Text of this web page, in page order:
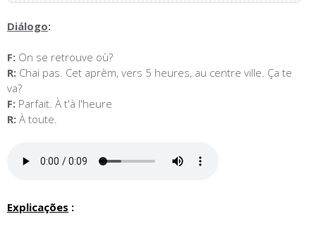
Diálogo:
F: On se retrouve où?
R: Chai pas. Cet aprèm, vers 5 heures, au centre ville. Ça te
va?
F: Parfait. À t'à l'heure
R: À toute.
Explicações :